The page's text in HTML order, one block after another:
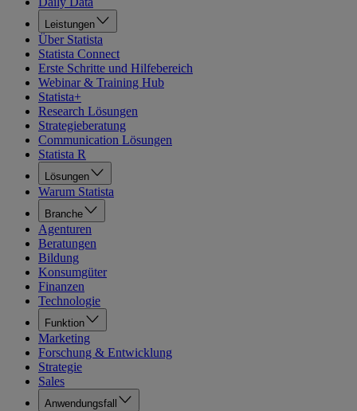
Leistungen
Über Statista
Statista Connect
Erste Schritte und Hilfebereich
Webinar & Training Hub
Statista+
Research Lösungen
Strategieberatung
Communication Lösungen
Statista R
Lösungen
Warum Statista
Branche
Agenturen
Beratungen
Bildung
Konsumgüter
Finanzen
Technologie
Funktion
Marketing
Forschung & Entwicklung
Strategie
Sales
Anwendungsfall